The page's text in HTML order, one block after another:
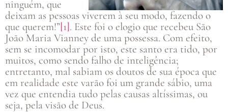
ninguém, que
deixam as pessoas viverem à seu modo, fazendo o
que querem!”[1]. Este foi o elogio que recebeu São
João Maria Vianney de uma possessa. Com efeito,
sem se incomodar por isto, este santo era tido, por
muitos, como sendo falho de inteligência;
entretanto, mal sabiam os doutos de sua época que
em realidade este varão foi um grande sábio, uma
vez que entendia tudo pelas causas altíssimas, ou
seja, pela visão de Deus.